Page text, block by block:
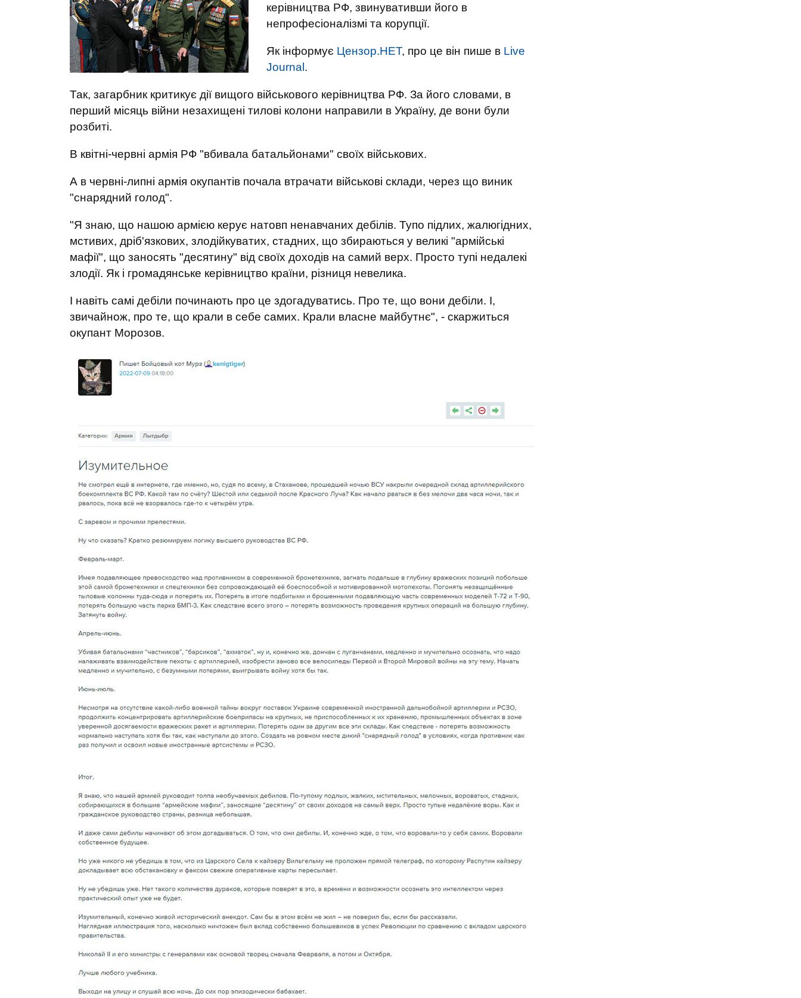
керівництва РФ, звинувативши його в
непрофесіоналізмі та корупції.
Як інформує Цензор.НЕТ, про це він пише в Live
Journal .
Так, загарбник критикує дії вищого військового керівництва РФ. За його словами, в
перший місяць війни незахищені тилові колони направили в Україну, де вони були
розбиті.
В квітні-червні армія РФ "вбивала батальйонами" своїх військових.
А в червні-липні армія окупантів почала втрачати військові склади, через що виник
"снарядний голод".
"Я знаю, що нашою армією керує натовп ненавчаних дебілів. Тупо підлих, жалюгідних,
мстивих, дріб'язкових, злодійкуватих, стадних, що збираються у великі "армійські
мафії", що заносять "десятину" від своїх доходів на самий верх. Просто тупі недалекі
злодії. Як і громадянське керівництво країни, різниця невелика.
І навіть самі дебіли починають про це здогадуватись. Про те, що вони дебіли. І,
звичайнож, про те, що крали в себе самих. Крали власне майбутнє", - скаржиться
окупант Морозов.